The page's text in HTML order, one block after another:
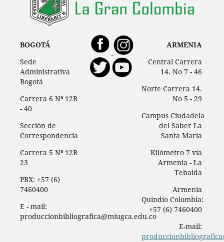
BOGOTÁ
Sede
Administrativa
Bogotá
Carrera 6 Nª 12B
- 40
Sección de
Correspondencia
Carrera 5 Nª 12B
23
PBX: +57 (6)
7460400
E - mail:
produccionbibliografica@miugca.edu.co
ARMENIA
Central Carrera
14. No 7 - 46
Norte Carrera 14.
No 5 - 29
Campus Ciudadela
del Saber La
Santa María
Kilómetro 7 vía
Armenia - La
Tebaida
Armenia
Quindío Colombia:
+57 (6) 7460400
E-mail: